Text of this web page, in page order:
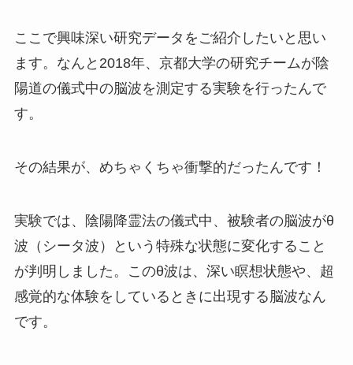
ここで興味深い研究データをご紹介したいと思い
ます。なんと2018年、京都大学の研究チームが陰
陽道の儀式中の脳波を測定する実験を行ったんで
す。
その結果が、めちゃくちゃ衝撃的だったんです！
実験では、陰陽降霊法の儀式中、被験者の脳波がθ
波（シータ波）という特殊な状態に変化すること
が判明しました。このθ波は、深い瞑想状態や、超
感覚的な体験をしているときに出現する脳波なん
です。